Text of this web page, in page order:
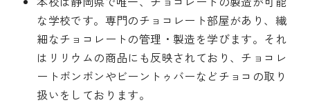
な学校です。専門のチョコレート部屋があり、繊
細なチョコレートの管理・製造を学びます。それ
はリリウムの商品にも反映されており、チョコレ
ートボンボンやビーントゥバーなどチョコの取り
扱いをしております。